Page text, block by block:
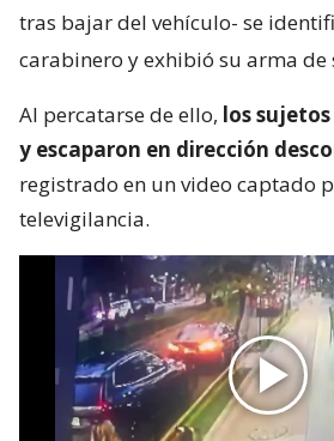
tras bajar del vehículo- se
carabinero y exhibió su arma de
Al percatarse de ello, los
y escaparon en dirección
registrado en un video captado
televigilancia.